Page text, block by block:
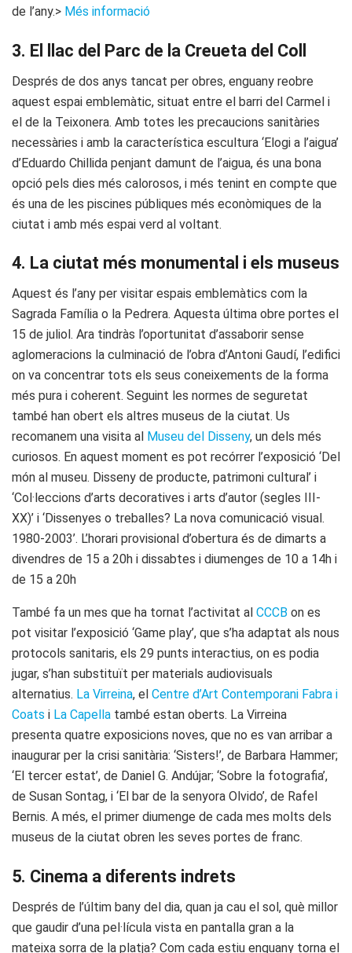
de l’any.> Més informació
3. El llac del Parc de la Creueta del Coll
Després de dos anys tancat per obres, enguany reobre
aquest espai emblemàtic, situat entre el barri del Carmel i
el de la Teixonera. Amb totes les precaucions sanitàries
necessàries i amb la característica escultura ‘Elogi a l’aigua’
d’Eduardo Chillida penjant damunt de l’aigua, és una bona
opció pels dies més calorosos, i més tenint en compte que
és una de les piscines públiques més econòmiques de la
ciutat i amb més espai verd al voltant.
4. La ciutat més monumental i els museus
Aquest és l’any per visitar espais emblemàtics com la
Sagrada Família o la Pedrera. Aquesta última obre portes el
15 de juliol. Ara tindràs l’oportunitat d’assaborir sense
aglomeracions la culminació de l’obra d’Antoni Gaudí, l’edifici
on va concentrar tots els seus coneixements de la forma
més pura i coherent. Seguint les normes de seguretat
també han obert els altres museus de la ciutat. Us
recomanem una visita al Museu del Disseny, un dels més
curiosos. En aquest moment es pot recórrer l’exposició ‘Del
món al museu. Disseny de producte, patrimoni cultural’ i
‘Col·leccions d’arts decoratives i arts d’autor (segles III-
XX)’ i ‘Dissenyes o treballes? La nova comunicació visual.
1980-2003’. L’horari provisional d’obertura és de dimarts a
divendres de 15 a 20h i dissabtes i diumenges de 10 a 14h i
de 15 a 20h
També fa un mes que ha tornat l’activitat al CCCB on es
pot visitar l’exposició ‘Game play’, que s’ha adaptat als nous
protocols sanitaris, els 29 punts interactius, on es podia
jugar, s’han substituït per materials audiovisuals
alternatius. La Virreina, el Centre d’Art Contemporani Fabra i
Coats i La Capella també estan oberts. La Virreina
presenta quatre exposicions noves, que no es van arribar a
inaugurar per la crisi sanitària: ‘Sisters!’, de Barbara Hammer;
‘El tercer estat’, de Daniel G. Andújar; ‘Sobre la fotografia’,
de Susan Sontag, i ‘El bar de la senyora Olvido’, de Rafel
Bernis. A més, el primer diumenge de cada mes molts dels
museus de la ciutat obren les seves portes de franc.
5. Cinema a diferents indrets
Després de l’últim bany del dia, quan ja cau el sol, què millor
que gaudir d’una pel·lícula vista en pantalla gran a la
mateixa sorra de la platja? Com cada estiu enguany torna el